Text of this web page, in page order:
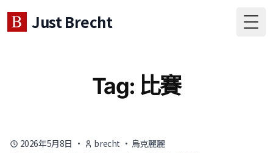
Just Brecht
Tag: 比賽
2026年5月8日 · brecht · 烏克麗麗